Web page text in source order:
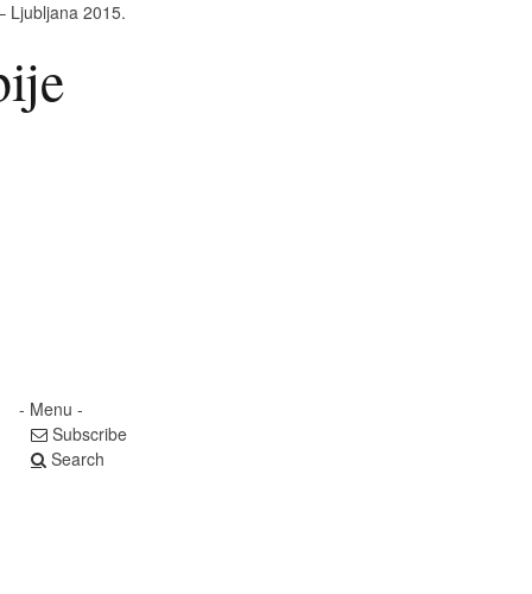
Ljubljana 2015.
- Menu -
Subscribe
Search